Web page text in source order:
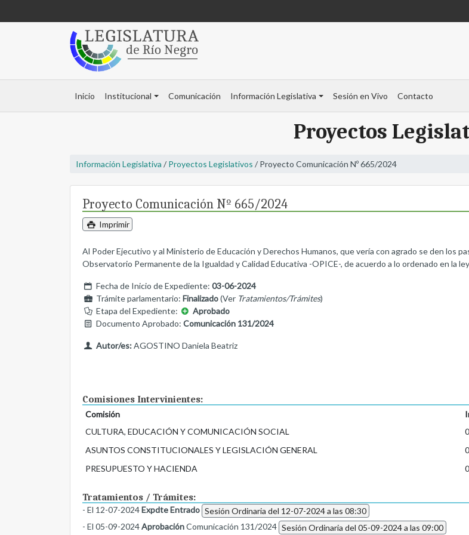
Inicio Institucional Comunicación Información Legislativa Sesión en Vivo Contacto
Proyectos
Información Legislativa / Proyectos Legislativos / Proyecto Comunicación Nº 665/2024
Proyecto Comunicación Nº 665/2024
Imprimir
Al Poder Ejecutivo y al Ministerio de Educación y Derechos Humanos, que vería con agrado se den los
Observatorio Permanente de la Igualdad y Calidad Educativa -OPICE-, de acuerdo a lo ordenado en la
Fecha de Inicio de Expediente: 03-06-2024
Trámite parlamentario: Finalizado(Ver Tratamientos/Trámites)
Etapa del Expediente:
Aprobado
Documento Aprobado: Comunicación 131/2024
Autor/es:AGOSTINO Daniela Beatriz
Comisiones Intervinientes:
Comisión
CULTURA, EDUCACIÓN Y COMUNICACIÓN SOCIAL
ASUNTOS CONSTITUCIONALES Y LEGISLACIÓN GENERAL
PRESUPUESTO Y HACIENDA
Tratamientos / Trámites:
- El 12-07-2024Expdte Entrado Sesión Ordinaria del 12-07-2024 a las 08:30
- El 05-09-2024AprobaciónComunicación 131/2024 Sesión Ordinaria del 05-09-2024 a las 09:00